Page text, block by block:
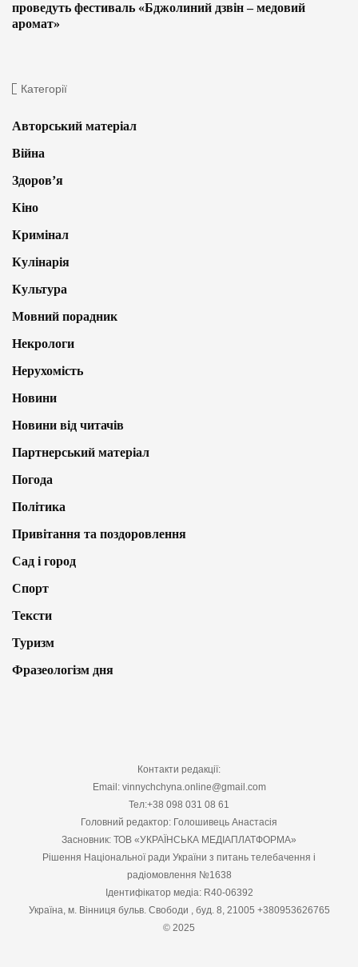
проведуть фестиваль «Бджолиний дзвін – медовий
аромат»
Категорії
Авторський матеріал
Війна
Здоров’я
Кіно
Кримінал
Кулінарія
Культура
Мовний порадник
Некрологи
Нерухомість
Новини
Новини від читачів
Партнерський матеріал
Погода
Політика
Привітання та поздоровлення
Сад і город
Спорт
Тексти
Туризм
Фразеологізм дня
Контакти редакції:
Email: vinnychchyna.online@gmail.com
Тел:+38 098 031 08 61
Головний редактор: Голошивець Анастасія
Засновник: ТОВ «УКРАЇНСЬКА МЕДІАПЛАТФОРМА»
Рішення Національної ради України з питань телебачення і
радіомовлення №1638
Ідентифікатор медіа: R40-06392
Україна, м. Вінниця бульв. Свободи , буд. 8, 21005 +380953626765
© 2025